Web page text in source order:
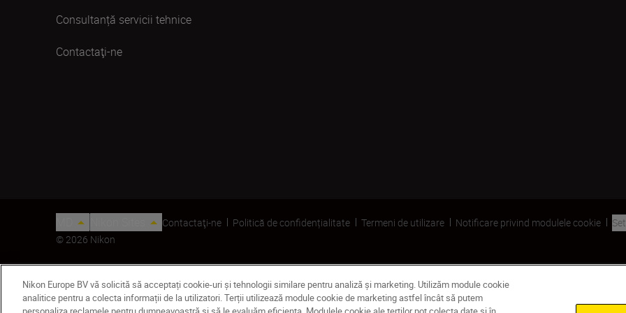
Consultanță servicii tehnice
Contactaţi-ne
Contactaţi-ne Politică de confidențialitate Termeni de utilizare Notificare privind modulele cookie
© 2026 Nikon
Nikon Europe BV vă solicită să acceptați cookie-uri și tehnologii similare pentru analiză și marketing. Utilizăm module cookie
analitice pentru a colecta informații de la utilizatori. Terții utilizează module cookie de marketing astfel încât să putem